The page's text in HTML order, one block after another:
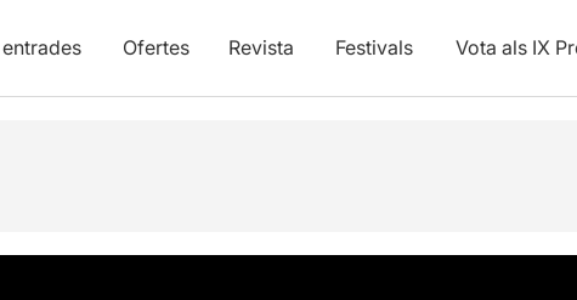
Ofertes Revista Festivals Vota als IX
Fotos i vídeos